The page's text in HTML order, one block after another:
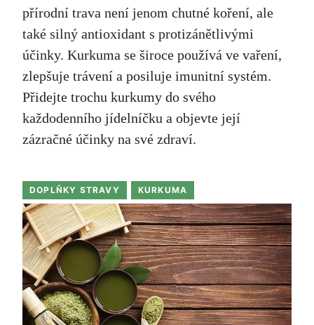
přírodní trava není jenom chutné koření, ale
také silný antioxidant s protizánětlivými
účinky. Kurkuma se široce používá ve vaření,
zlepšuje trávení a posiluje imunitní systém.
Přidejte trochu kurkumy do svého
každodenního jídelníčku a objevte její
zázračné účinky na své zdraví.
DOPLŇKY STRAVY KURKUMA